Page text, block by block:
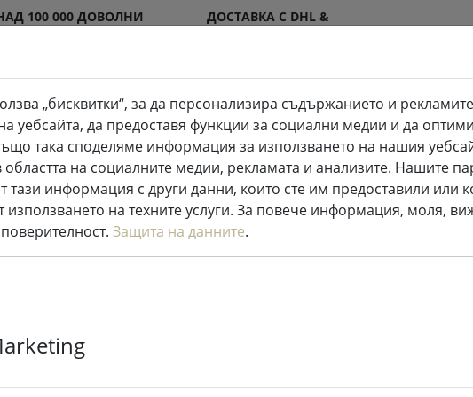
100 000 ДОВОЛНИ
ДОСТАВКА С DHL &
LED свещи на закрито и открито
Кухня и храна
Приказни светлини
Удължител за
светлини Sirius
„бисквитки“, за да персонализира съдържанието и
уебсайта, да предоставя функции за социални медии и да
така споделяме информация за използването на нашия
на социалните медии, рекламата и анализите. Нашите
тази информация с други данни, които сте им предоставили или
използването на техните услуги. За повече информация, моля,
Защита на данните.